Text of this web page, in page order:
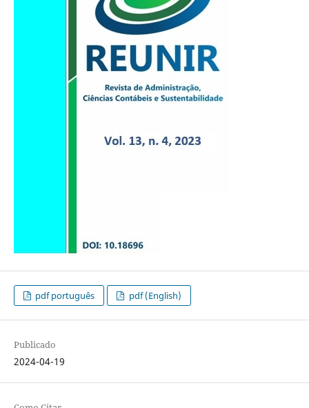
pdf português pdf (English)
Publicado
2024-04-19